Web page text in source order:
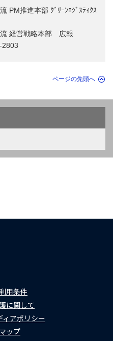
推進本部 ｸﾞﾘｰﾝﾛｼﾞｽﾃｨｸｽ
経営戦略本部 広報
ページの先頭へ
用条件
に関して
ィアポリシー
ップ